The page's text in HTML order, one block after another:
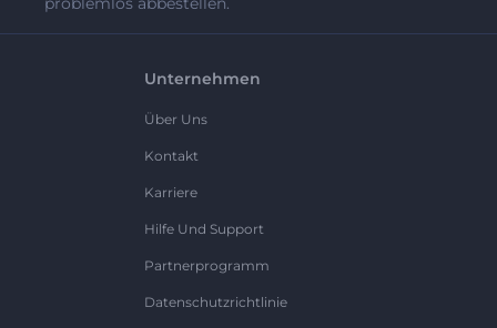
Unternehmen
Über Uns
Kontakt
Karriere
Hilfe Und Support
Partnerprogramm
Datenschutzrichtlinie